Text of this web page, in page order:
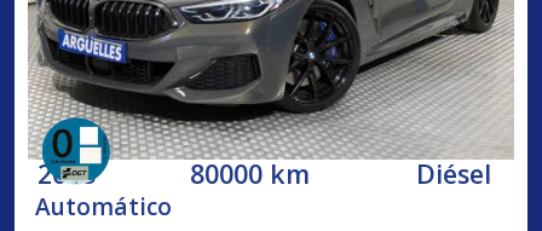
2018 80000 km Diésel
Automático